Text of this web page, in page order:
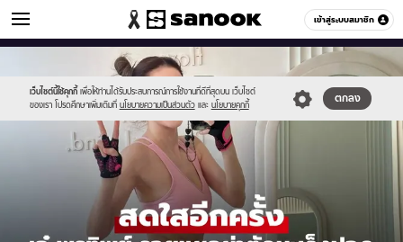
เข้าสู่ระบบสมาชิก
ข่าวบันเทิง หมวดอื่นๆ
เว็บไซต์นี้ใช้คุกกี้ เพื่อให้ท่านได้รับประสบการณ์การใช้งานที่ดีที่สุดบน เว็บไซต์
ของเรา โปรดศึกษาเพิ่มเติมที่ นโยบายความเป็นส่วนตัว และ นโยบายคุกกี้
ตกลง
//s.isanook.com/sr/0/images/logo-
sanook.png
//s.isanook.com/ns/0/ud/1961/9806298/ae.jpg